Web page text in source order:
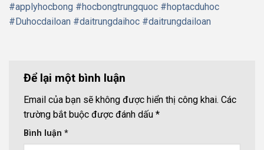
#applyhocbong #hocbongtrungquoc #hoptacduhoc
#Duhocdailoan #daitrungdaihoc #daitrungdailoan
Để lại một bình luận
Email của bạn sẽ không được hiển thị công khai. Các
trường bắt buộc được đánh dấu *
Bình luận *